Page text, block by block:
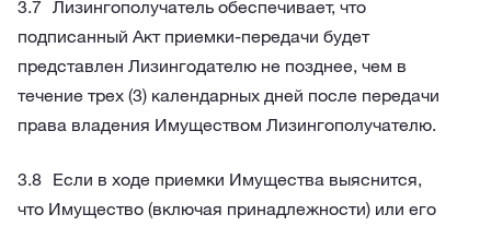
Лизингополучатель обеспечивает, что
подписанный Акт приемки-передачи будет
представлен Лизингодателю не позднее, чем в
течение трех (3) календарных дней после передачи
права владения Имуществом Лизингополучателю.
Если в ходе приемки Имущества выяснится,
что Имущество (включая принадлежности) или его